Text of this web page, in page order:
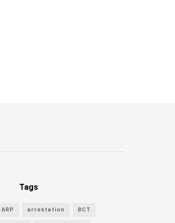
Tags
ARP arrestation BCT